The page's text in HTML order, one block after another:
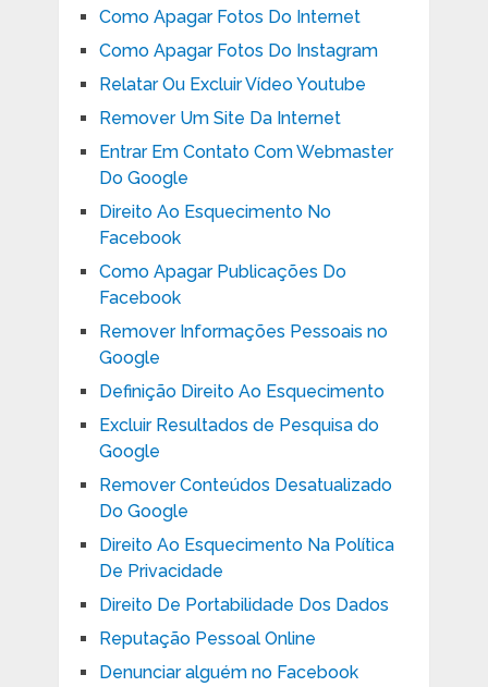
Como Apagar Fotos Do Internet
Como Apagar Fotos Do Instagram
Relatar Ou Excluir Vídeo Youtube
Remover Um Site Da Internet
Entrar Em Contato Com Webmaster
Do Google
Direito Ao Esquecimento No
Facebook
Como Apagar Publicações Do
Facebook
Remover Informações Pessoais no
Google
Definição Direito Ao Esquecimento
Excluir Resultados de Pesquisa do
Google
Remover Conteúdos Desatualizado
Do Google
Direito Ao Esquecimento Na Política
De Privacidade
Direito De Portabilidade Dos Dados
Reputação Pessoal Online
Denunciar alguém no Facebook